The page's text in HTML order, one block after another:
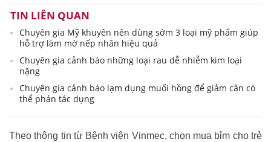
TIN LIÊN QUAN
Chuyên gia Mỹ khuyên nên dùng sớm 3 loại mỹ phẩm giúp
hỗ trợ làm mờ nếp nhăn hiệu quả
Chuyên gia cảnh báo những loại rau dễ nhiễm kim loại
nặng
Chuyên gia cảnh báo lạm dụng muối hồng để giảm cân có
thể phản tác dụng
Theo thông tin từ Bệnh viện Vinmec, chọn mua bỉm cho trẻ